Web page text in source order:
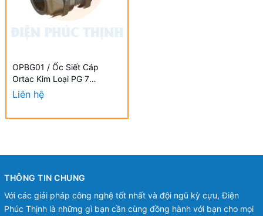
OPBG01 / Ốc Siết Cáp
Ortac Kim Loại PG 7
Halogen Free Đạt Chuẩn
VDE / EU
Liên hệ
THÔNG TIN CHUNG
Với các giải pháp công nghệ tốt nhất và đội ngũ kỳ cựu, Điện
Phúc Thịnh là những gì bạn cần cùng đồng hành với bạn cho mọi